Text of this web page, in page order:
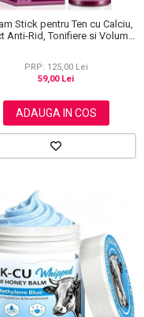
Stick pentru Ten cu Calciu,
Anti-Rid, Tonifiere si Volum,
PRP: 125,00 Lei
59,00 Lei
ADAUGA IN COS